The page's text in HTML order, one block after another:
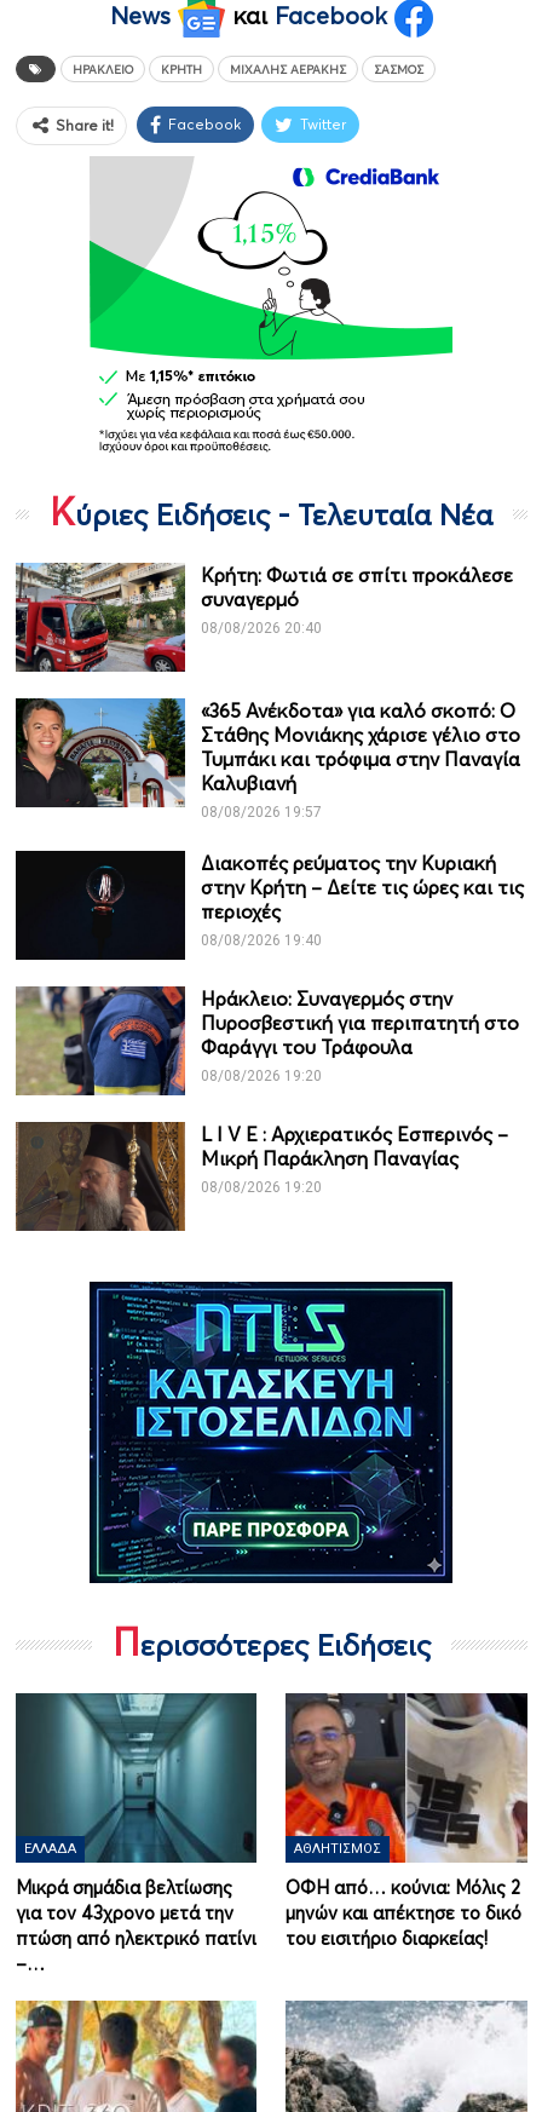
News
και Facebook
ΗΡΆΚΛΕΙΟ ΚΡΉΤΗ ΜΙΧΆΛΗΣ ΑΕΡΆΚΗΣ ΣΑΣΜΌΣ
Share it! Facebook Twitter
Κύριες Ειδήσεις - Τελευταία Νέα
Κρήτη: Φωτιά σε σπίτι προκάλεσε
συναγερμό
08/08/2026 20:40
«365 Ανέκδοτα» για καλό σκοπό: Ο
Στάθης Μονιάκης χάρισε γέλιο στο
Τυμπάκι και τρόφιμα στην Παναγία
Καλυβιανή
08/08/2026 19:57
Διακοπές ρεύματος την Κυριακή
στην Κρήτη – Δείτε τις ώρες και τις
περιοχές
08/08/2026 19:40
Ηράκλειο: Συναγερμός στην
Πυροσβεστική για περιπατητή στο
Φαράγγι του Τράφουλα
08/08/2026 19:20
L I V Ε : Αρχιερατικός Εσπερινός –
Μικρή Παράκληση Παναγίας
08/08/2026 19:20
Περισσότερες Ειδήσεις
ΕΛΛΆΔΑ
Μικρά σημάδια βελτίωσης
για τον 43χρονο μετά την
πτώση από ηλεκτρικό πατίνι
–…
ΑΘΛΗΤΙΣΜΌΣ
ΟΦΗ από… κούνια: Μόλις 2
μηνών και απέκτησε το δικό
του εισιτήριο διαρκείας!